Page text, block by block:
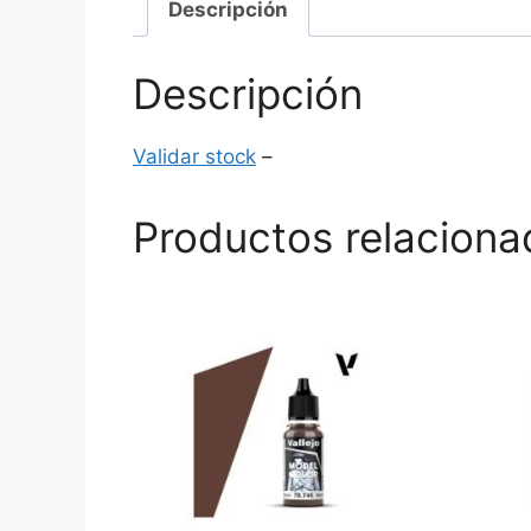
Descripción
Descripción
Validar stock –
Productos